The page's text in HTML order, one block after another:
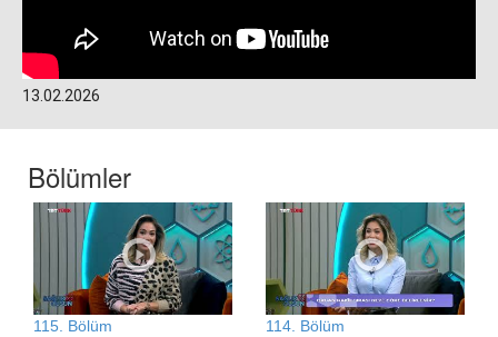
13.02.2026
Bölümler
115. Bölüm 114. Bölüm